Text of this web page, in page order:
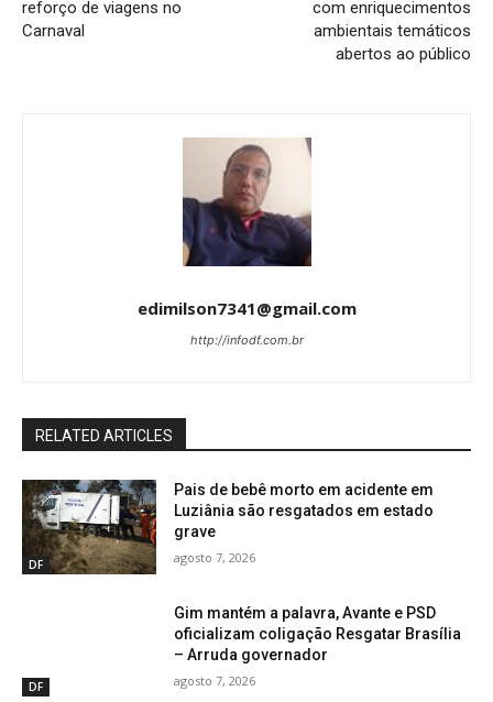
reforço de viagens no
Carnaval
com enriquecimentos
ambientais temáticos
abertos ao público
edimilson7341@gmail.com
http://infodf.com.br
RELATED ARTICLES
DF
Pais de bebê morto em acidente em
Luziânia são resgatados em estado
grave
agosto 7, 2026
DF
Gim mantém a palavra, Avante e PSD
oficializam coligação Resgatar Brasília
– Arruda governador
agosto 7, 2026